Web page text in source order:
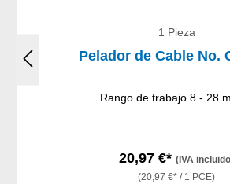
1 Pieza
Pelador de Cable No.
Rango de trabajo 8 - 28
20,97 €* (IVA
(20,97 €* / 1 PCE)